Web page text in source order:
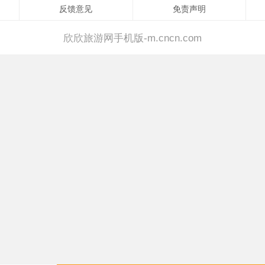
反馈意见 免责声明
欣欣旅游网手机版-m.cncn.com